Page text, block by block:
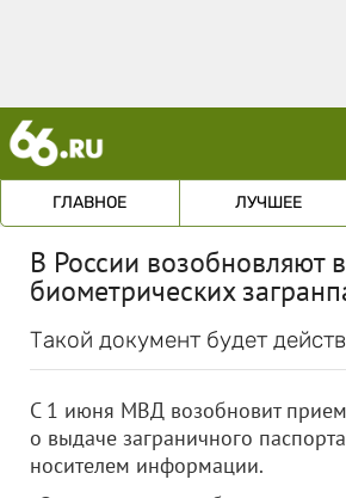
ГЛАВНОЕ ЛУЧШЕЕ
В России возобновляют
биометрических
Такой документ будет
С 1 июня МВД возобновит
о выдаче заграничного
носителем информации.